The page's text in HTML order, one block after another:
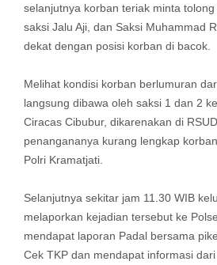
selanjutnya korban teriak minta
saksi Jalu Aji, dan Saksi Muhammad
dekat dengan posisi korban di bacok.
Melihat kondisi korban berlumuran
langsung dibawa oleh saksi 1 dan 2
Ciracas Cibubur, dikarenakan di
penangananya kurang lengkap
Polri Kramatjati.
Selanjutnya sekitar jam 11.30 WIB
melaporkan kejadian tersebut ke
mendapat laporan Padal bersama
Cek TKP dan mendapat informasi